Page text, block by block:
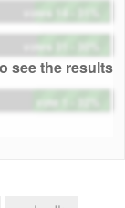
see the results